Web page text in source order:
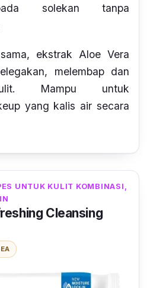
solekan tanpa
ekstrak Aloe Vera
melembap dan
Mampu untuk
yang kalis air secara
UNTUK KULIT KOMBINASI,
Cleansing